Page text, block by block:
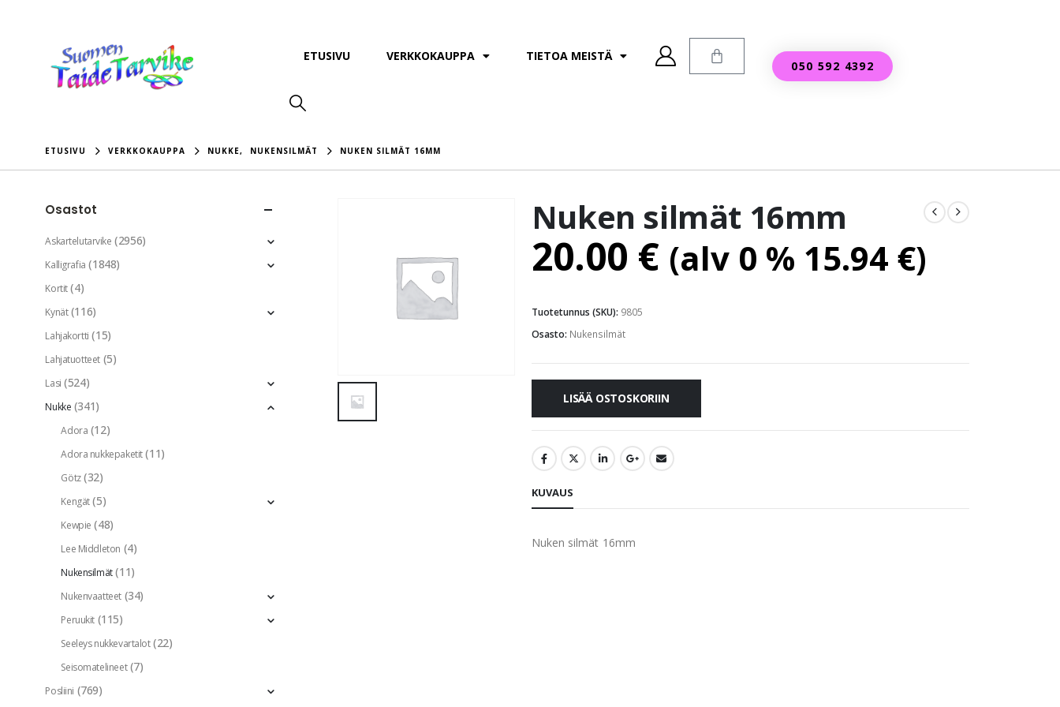
ETUSIVU VERKKOKAUPPA TIETOA MEISTÄ
050 592 4392
ETUSIVU VERKKOKAUPPA NUKKE, NUKENSILMÄT NUKEN SILMÄT 16MM
Nuken silmät 16mm
20.00 € (alv 0 % 15.94 €)
Tuotetunnus (SKU): 9805
Osasto: Nukensilmät
LISÄÄ OSTOSKORIIN
KUVAUS
Nuken silmät 16mm
Osastot
Askartelutarvike (2956)
Kalligrafia (1848)
Kortit (4)
Kynät (116)
Lahjakortti (15)
Lahjatuotteet (5)
Lasi (524)
Nukke (341)
Adora (12)
Adora nukkepaketit (11)
Götz (32)
Kengät (5)
Kewpie (48)
Lee Middleton (4)
Nukensilmät (11)
Nukenvaatteet (34)
Peruukit (115)
Seeleys nukkevartalot (22)
Seisomatelineet (7)
Posliini (769)